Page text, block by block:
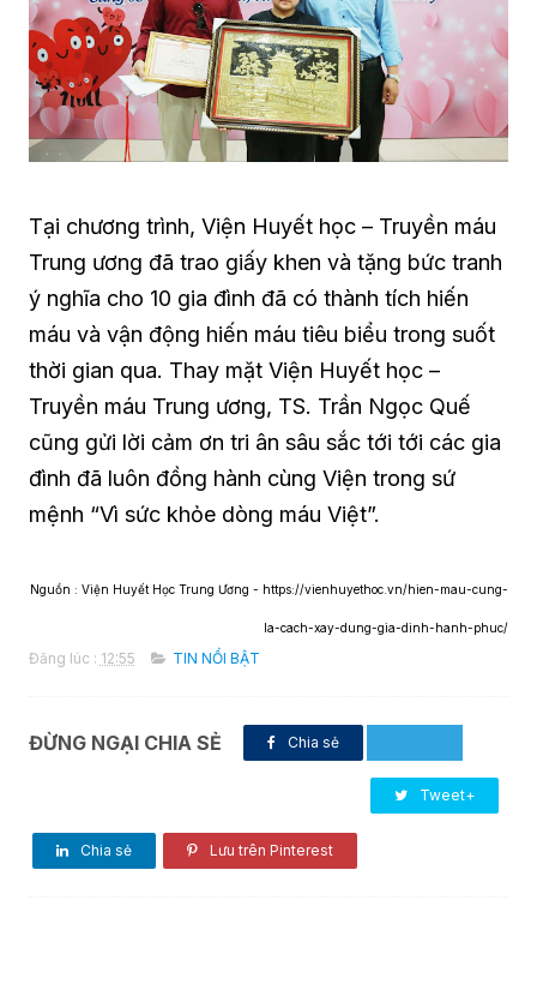
Tại chương trình, Viện Huyết học – Truyền máu
Trung ương đã trao giấy khen và tặng bức tranh
ý nghĩa cho 10 gia đình đã có thành tích hiến
máu và vận động hiến máu tiêu biểu trong suốt
thời gian qua. Thay mặt Viện Huyết học –
Truyền máu Trung ương, TS. Trần Ngọc Quế
cũng gửi lời cảm ơn tri ân sâu sắc tới tới các gia
đình đã luôn đồng hành cùng Viện trong sứ
mệnh “Vì sức khỏe dòng máu Việt”.
Nguồn : Viện Huyết Học Trung Ương - https://vienhuyethoc.vn/hien-mau-cung-
la-cach-xay-dung-gia-dinh-hanh-phuc/
Đăng lúc : 12:55 TIN NỔI BẬT
ĐỪNG NGẠI CHIA SẺ Chia sẻ
Tweet+
Chia sẻ Lưu trên Pinterest